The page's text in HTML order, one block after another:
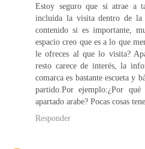
Estoy seguro que si atrae a
incluida la visita dentro de la
contenido si es importante,
espacio creo que es a lo que
le ofreces al que lo visita?
resto carece de interés, la
comarca es bastante escueta y
partido.Por ejemplo:¿Por
apartado arabe? Pocas cosas
Responder